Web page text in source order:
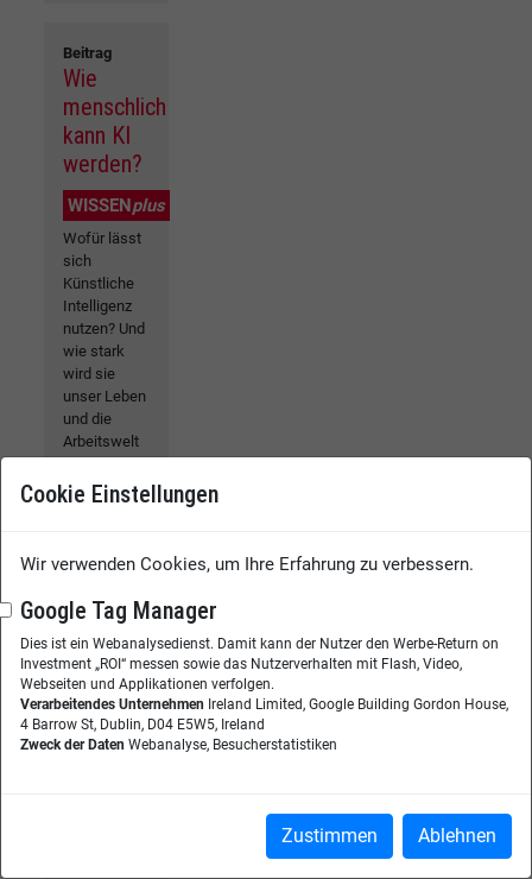
Beitrag
Wie
menschlich
kann KI
werden?
WISSEN plus
Wofür lässt
sich
Künstliche
Intelligenz
nutzen? Und
wie stark
wird sie
unser Leben
und die
Arbeitswelt
Viele
bislang noch
Entsprechend
viele
Projekte
laufen
derzeit in
Unternehmen,
um die
Cookie Einstellungen
Wir verwenden Cookies, um Ihre Erfahrung zu verbessern.
Google Tag Manager
Dies ist ein Webanalysedienst. Damit kann der Nutzer den Werbe-Return on
Investment „ROI“ messen sowie das Nutzerverhalten mit Flash, Video,
Webseiten und Applikationen verfolgen.
Verarbeitendes Unternehmen Ireland Limited, Google Building Gordon House,
4 Barrow St, Dublin, D04 E5W5, Ireland
Zweck der Daten Webanalyse, Besucherstatistiken
Zustimmen Ablehnen